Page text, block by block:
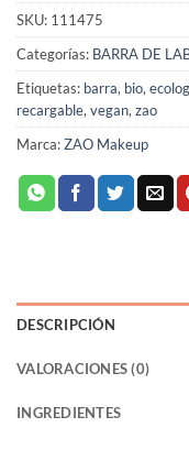
SKU: 111475
Categorías: BARRA DE
Etiquetas: barra, bio,
recargable, vegan, zao
Marca:ZAO Makeup
DESCRIPCIÓN
VALORACIONES (0)
INGREDIENTES